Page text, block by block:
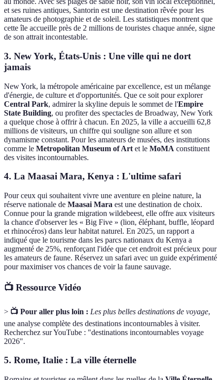
et ses ruines antiques, Santorin est une destination rêvée pour les
amateurs de photographie et de soleil. Les statistiques montrent que
cette île accueille près de 2 millions de touristes chaque année, signe
de son attrait incontestable.
3. New York, États-Unis : Une ville qui ne dort
jamais
New York, la métropole américaine par excellence, est un mélange
d'énergie, de culture et d'opportunités. Que ce soit pour explorer
Central Park, admirer la skyline depuis le sommet de l'Empire
State Building, ou profiter des spectacles de Broadway, New York
a quelque chose à offrir à chacun. En 2025, la ville a accueilli 62,8
millions de visiteurs, un chiffre qui souligne son allure et son
dynamisme constant. Pour les amateurs de musées, des institutions
comme le Metropolitan Museum of Art et le MoMA constituent
des visites incontournables.
4. La Maasai Mara, Kenya : L'ultime safari
Pour ceux qui souhaitent vivre une aventure en pleine nature, la
réserve nationale de Maasai Mara est une destination de choix.
Connue pour la grande migration wildebeest, elle offre aux visiteurs
la chance d'observer les « Big Five » (lion, éléphant, buffle, léopard
et rhinocéros) dans leur habitat naturel. En 2025, un rapport a
indiqué que le tourisme dans les parcs nationaux du Kenya a
augmenté de 25%, renforçant l'idée que cet endroit est précieux pour
les amateurs de faune. Réservez un safari avec un guide expérimenté
pour maximiser vos chances de voir la faune sauvage.
📺 Ressource Vidéo
> 📺 Pour aller plus loin : Les plus belles destinations de voyage,
une analyse complète des destinations incontournables à visiter.
Recherchez sur YouTube : "destinations incontournables voyage
2026".
5. Rome, Italie : La ville éternelle